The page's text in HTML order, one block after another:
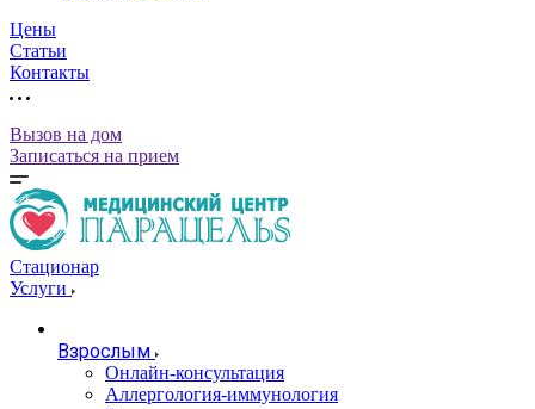
Цены
Статьи
Контакты
Вызов на дом
Записаться на прием
Стационар
Услуги
Взрослым
Онлайн-консультация
Аллергология-иммунология